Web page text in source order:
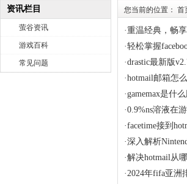
资讯栏目
萤谷资讯
游戏百科
常见问题
您当前的位置： 首
·重温经典，畅
·轻松掌握
·drastic最新版
·hotmail邮箱怎
·gamemax是什
·0.9%ns溶液在
·facetime接到
·深入解析
·解决hotmail从
·2024年fifa亚洲